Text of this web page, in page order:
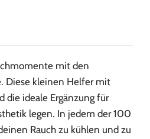
mit den
Diese kleinen Helfer mit
die ideale Ergänzung für
legen. In jedem der 100
Rauch zu kühlen und zu